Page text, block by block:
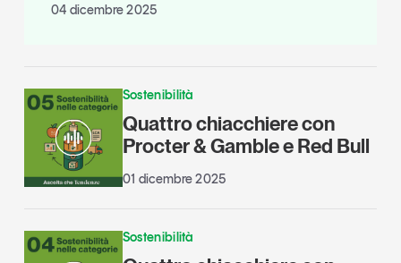
04 dicembre 2025
Sostenibilità
Quattro chiacchiere con
Procter & Gamble e Red Bull
01 dicembre 2025
Sostenibilità